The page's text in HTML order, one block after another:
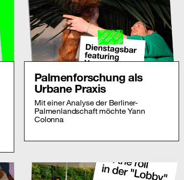
Palmenforschung als
Urbane Praxis
Mit einer Analyse der Berliner-
Palmenlandschaft möchte Yann
Colonna